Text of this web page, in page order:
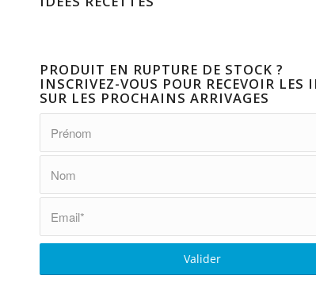
PRODUIT EN RUPTURE DE STOCK ?
INSCRIVEZ-VOUS POUR RECEVOIR LES
SUR LES PROCHAINS ARRIVAGES